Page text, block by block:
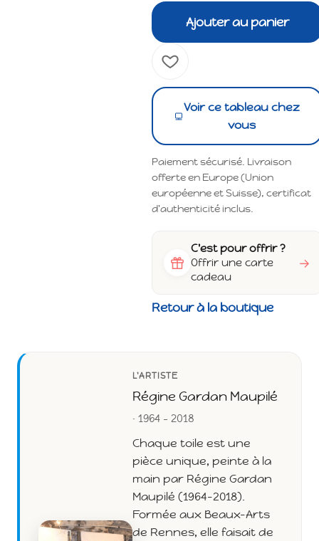
Ajouter au panier
Voir ce tableau chez
vous
Paiement sécurisé. Livraison
offerte en Europe (Union
européenne et Suisse), certificat
d'authenticité inclus.
C'est pour offrir ?
Offrir une carte
cadeau
→
Retour à la boutique
L'ARTISTE
Régine Gardan Maupilé
· 1964 - 2018
Chaque toile est une
pièce unique, peinte à la
main par Régine Gardan
Maupilé (1964-2018).
Formée aux Beaux-Arts
de Rennes, elle faisait de